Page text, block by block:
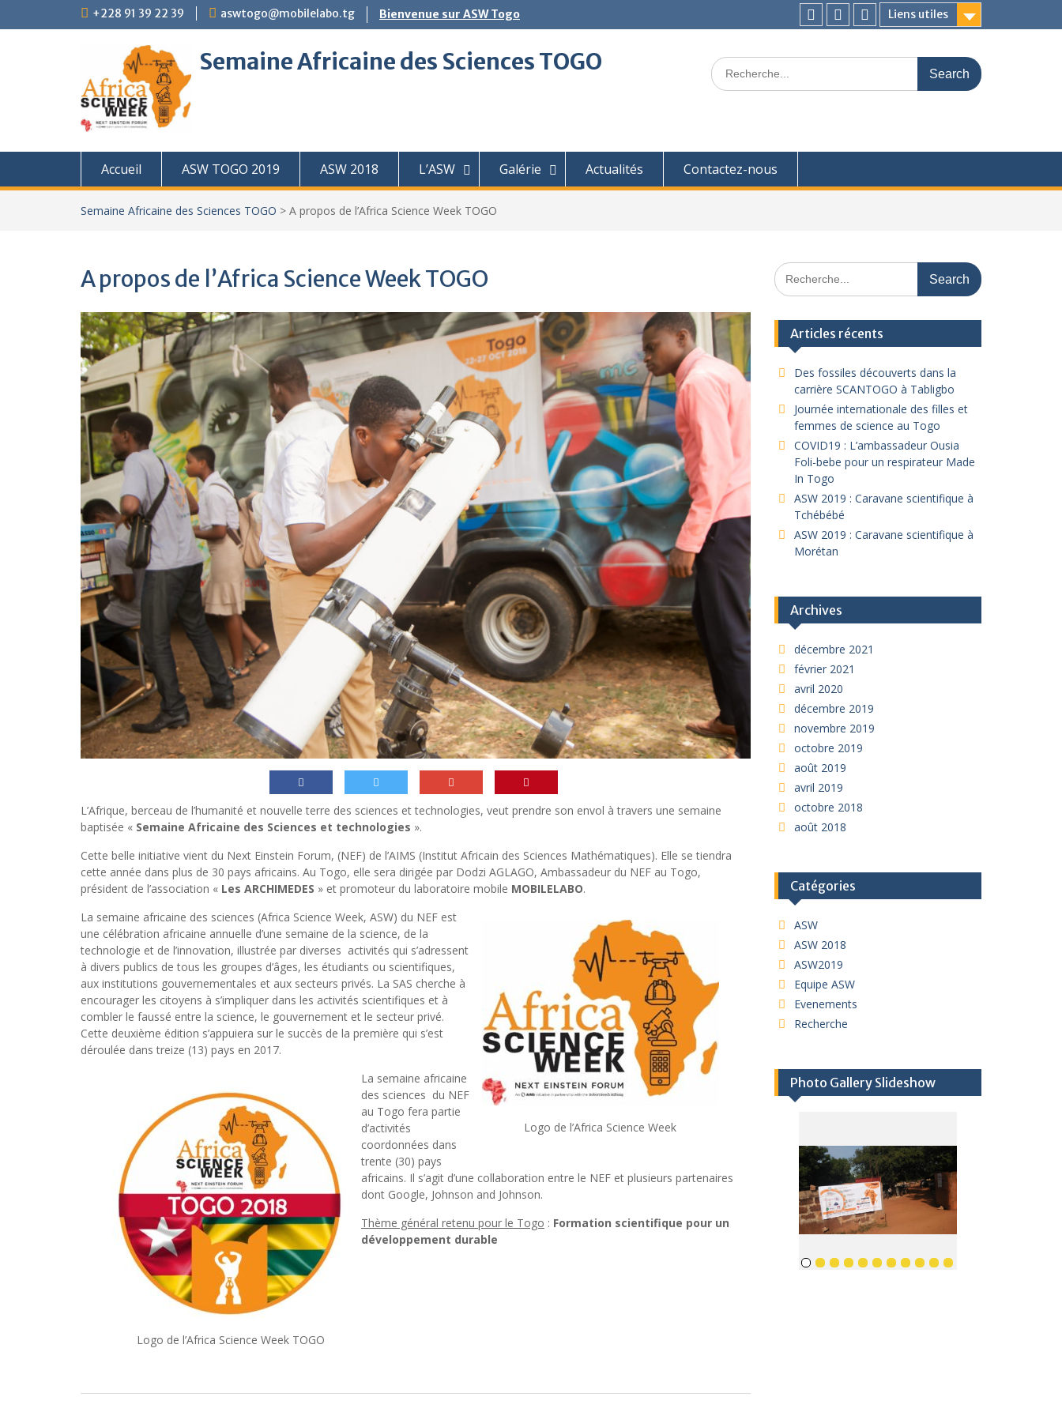
+228 91 39 22 39 aswtogo@mobilelabo.tg Bienvenue sur ASW Togo
Liens utiles
Facebook
TwitterInstagram
Semaine Africaine des Sciences TOGO
Search
for:
Accueil ASW TOGO 2019 ASW 2018 L’ASW Galérie Actualités Contactez-nous
Semaine Africaine des Sciences TOGO > A propos de l’Africa Science Week TOGO
A propos de l’Africa Science Week TOGO
L’Afrique, berceau de l’humanité et nouvelle terre des sciences et technologies, veut prendre son envol à travers une semaine
baptisée « Semaine Africaine des Sciences et technologies ».
Cette belle initiative vient du Next Einstein Forum, (NEF) de l’AIMS (Institut Africain des Sciences Mathématiques). Elle se tiendra
cette année dans plus de 30 pays africains. Au Togo, elle sera dirigée par Dodzi AGLAGO, Ambassadeur du NEF au Togo,
président de l’association « Les ARCHIMEDES » et promoteur du laboratoire mobile MOBILELABO.
Logo de l’Africa Science Week
La semaine africaine des sciences (Africa Science Week, ASW) du NEF est
une célébration africaine annuelle d’une semaine de la science, de la
technologie et de l’innovation, illustrée par diverses activités qui s’adressent
à divers publics de tous les groupes d’âges, les étudiants ou scientifiques,
aux institutions gouvernementales et aux secteurs privés. La SAS cherche à
encourager les citoyens à s’impliquer dans les activités scientifiques et à
combler le faussé entre la science, le gouvernement et le secteur privé.
Cette deuxième édition s’appuiera sur le succès de la première qui s’est
déroulée dans treize (13) pays en 2017.
Logo de l’Africa Science Week TOGO
La semaine africaine
des sciences du NEF
au Togo fera partie
d’activités
coordonnées dans
trente (30) pays
africains. Il s’agit d’une collaboration entre le NEF et plusieurs partenaires
dont Google, Johnson and Johnson.
Thème général retenu pour le Togo : Formation scientifique pour un
développement durable
Search
for:
Articles récents
Des fossiles découverts dans la
carrière SCANTOGO à Tabligbo
Journée internationale des filles et
femmes de science au Togo
COVID19 : L’ambassadeur Ousia
Foli-bebe pour un respirateur Made
In Togo
ASW 2019 : Caravane scientifique à
Tchébébé
ASW 2019 : Caravane scientifique à
Morétan
Archives
décembre 2021
février 2021
avril 2020
décembre 2019
novembre 2019
octobre 2019
août 2019
avril 2019
octobre 2018
août 2018
Catégories
ASW
ASW 2018
ASW2019
Equipe ASW
Evenements
Recherche
Photo Gallery Slideshow